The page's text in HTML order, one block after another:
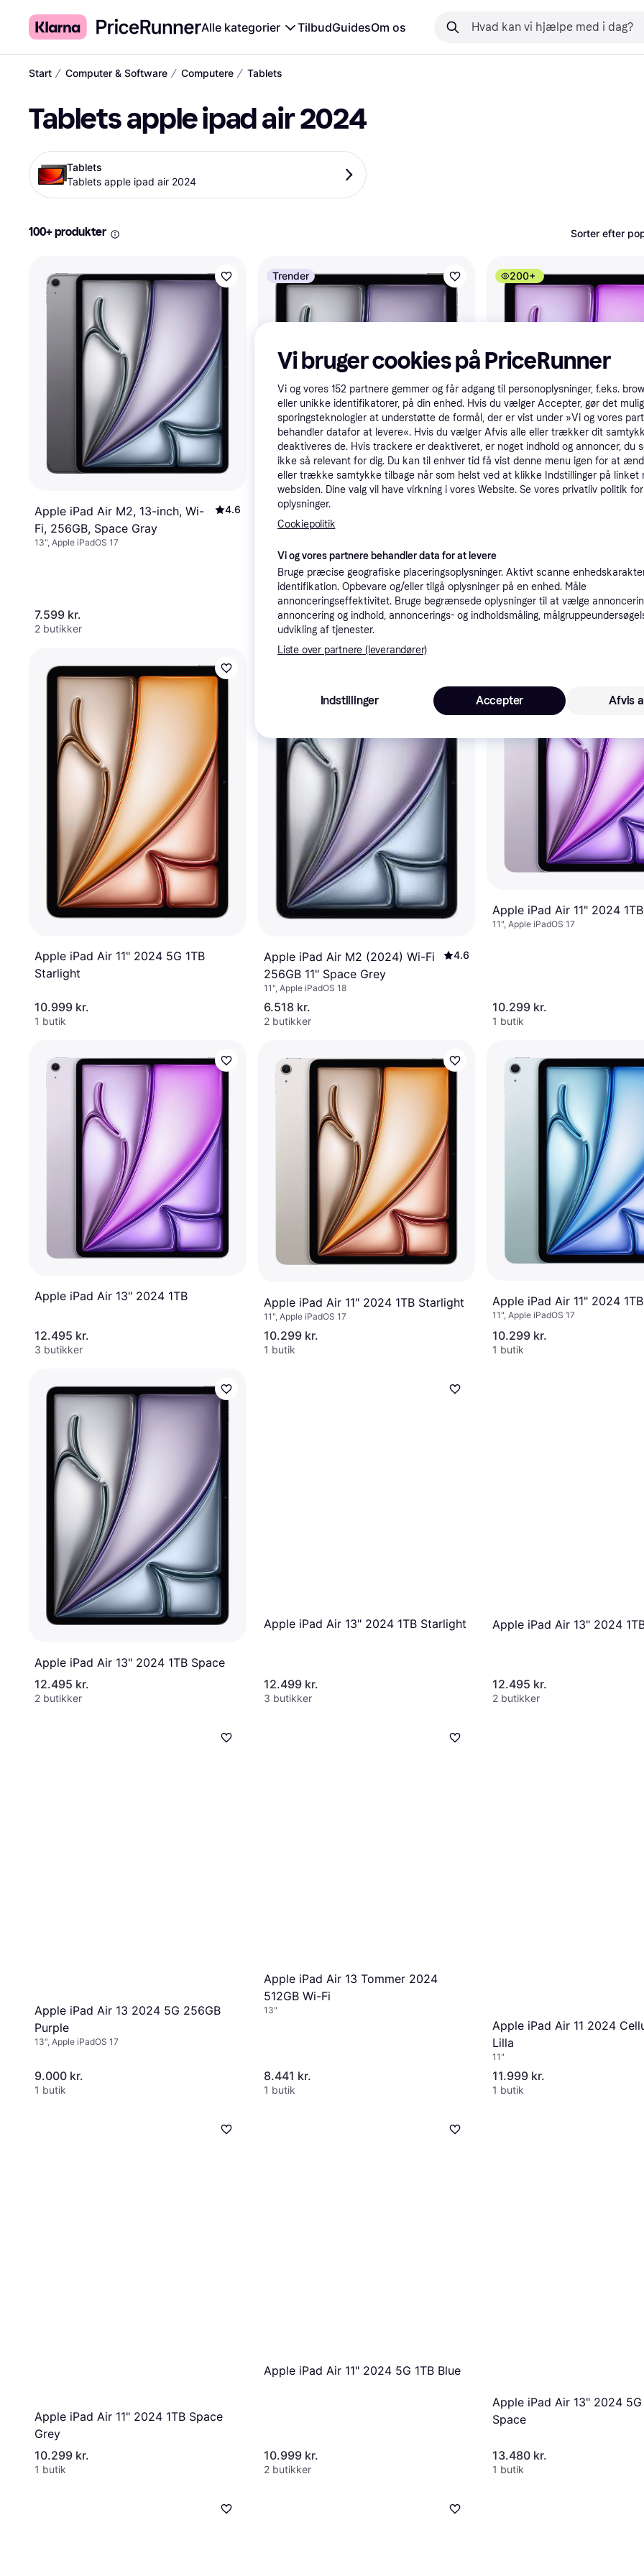
Alle kategorier TilbudGuidesOm os
Start ∕ Computer & Software ∕ Computere ∕ Tablets
Tablets apple ipad air 2024
Tablets
Tablets apple ipad air 2024
100+ produkter Sorter efter
Apple iPad Air M2, 13-inch, Wi-
Fi, 256GB, Space Gray
4.6
13", Apple iPadOS 17
7.599 kr.
2 butikker
Trender
Apple iPad Air M2 (2024), 11-
inch, Wi-Fi, 128GB Space Grey
4.6
11", Apple iPadOS 17
4.806 kr.
2 butikker
200+
Apple iPad Air M2 (2024),
inch, Wi-Fi, 128GB Purple
11", Apple iPadOS 17
5.498 kr.
Apple iPad Air 11" 2024 5G 1TB
Starlight
10.999 kr.
1 butik
Apple iPad Air M2 (2024) Wi-Fi
256GB 11" Space Grey
4.6
11", Apple iPadOS 18
6.518 kr.
2 butikker
Apple iPad Air 11" 2024 1TB
11", Apple iPadOS 17
10.299 kr.
1 butik
Apple iPad Air 13" 2024 1TB
12.495 kr.
3 butikker
Apple iPad Air 11" 2024 1TB Starlight
11", Apple iPadOS 17
10.299 kr.
1 butik
Apple iPad Air 11" 2024
11", Apple iPadOS 17
10.299 kr.
1 butik
Apple iPad Air 13" 2024 1TB Space
12.495 kr.
2 butikker
Apple iPad Air 13" 2024 1TB Starlight
12.499 kr.
3 butikker
Apple iPad Air 13" 2024
12.495 kr.
2 butikker
Apple iPad Air 13 2024 5G 256GB
Purple
13", Apple iPadOS 17
9.000 kr.
1 butik
Apple iPad Air 13 Tommer 2024
512GB Wi-Fi
13"
8.441 kr.
1 butik
Apple iPad Air 11 2024
Lilla
11"
11.999 kr.
1 butik
Apple iPad Air 11" 2024 1TB Space
Grey
10.299 kr.
1 butik
Apple iPad Air 11" 2024 5G 1TB Blue
10.999 kr.
2 butikker
Apple iPad Air 13" 2024 5G
Space
13.480 kr.
1 butik
Vi bruger cookies på PriceRunner
Vi og vores 152 partnere gemmer og får adgang til personoplysninger, f.eks.
eller unikke identifikatorer, på din enhed. Hvis du vælger Accepter, gør det
sporingsteknologier at understøtte de formål, der er vist under »Vi og vores
behandler datafor at levere«. Hvis du vælger Afvis alle eller trækker dit
deaktiveres de. Hvis trackere er deaktiveret, er noget indhold og annoncer, du
ikke så relevant for dig. Du kan til enhver tid få vist denne menu igen for at
eller trække samtykke tilbage når som helst ved at klikke Indstillinger på linket
websiden. Dine valg vil have virkning i vores Website. Se vores privatliv politik
oplysninger.
Cookiepolitik
Vi og vores partnere behandler data for at levere
Bruge præcise geografiske placeringsoplysninger. Aktivt scanne
identifikation. Opbevare og/eller tilgå oplysninger på en enhed. Måle
annonceringseffektivitet. Bruge begrænsede oplysninger til at vælge
annoncering og indhold, annoncerings- og indholdsmåling,
udvikling af tjenester.
Liste over partnere (leverandører)
Indstillinger Afvis
Accepter